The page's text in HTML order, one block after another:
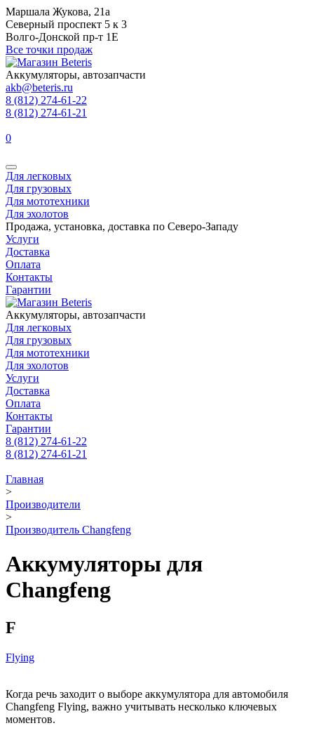
Маршала Жукова, 21а
Северный проспект 5 к 3
Волго-Донской пр-т 1Е
Все точки продаж
Аккумуляторы, автозапчасти
akb@beteris.ru
8 (812) 274-61-22
8 (812) 274-61-21
0
Для легковых
Для грузовых
Для мототехники
Для эхолотов
Продажа, установка, доставка по Северо-Западу
Услуги
Доставка
Оплата
Контакты
Гарантии
Аккумуляторы, автозапчасти
Для легковых
Для грузовых
Для мототехники
Для эхолотов
Услуги
Доставка
Оплата
Контакты
Гарантии
8 (812) 274-61-22
8 (812) 274-61-21
Главная
>
Производители
>
Производитель Changfeng
Аккумуляторы для
Changfeng
F
Flying
Когда речь заходит о выборе аккумулятора для автомобиля
Changfeng Flying, важно учитывать несколько ключевых
моментов.